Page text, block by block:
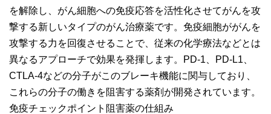
を解除し、がん細胞への免疫応答を活性化させてがんを攻
撃する新しいタイプのがん治療薬です。免疫細胞ががんを
攻撃する力を回復させることで、従来の化学療法などとは
異なるアプローチで効果を発揮します。PD-1、PD-L1、
CTLA-4などの分子がこのブレーキ機能に関与しており、
これらの分子の働きを阻害する薬剤が開発されています。
免疫チェックポイント阻害薬の仕組み